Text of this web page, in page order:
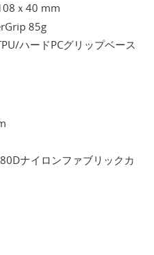
ｘ40 mm
85g
ハードPCグリップベース
ナイロンファブリックカ